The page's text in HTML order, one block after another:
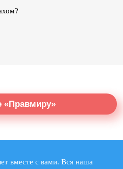
«Правмиру»
вместе с вами. Вся наша